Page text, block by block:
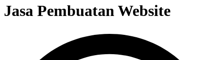
Jasa Pembuatan Website